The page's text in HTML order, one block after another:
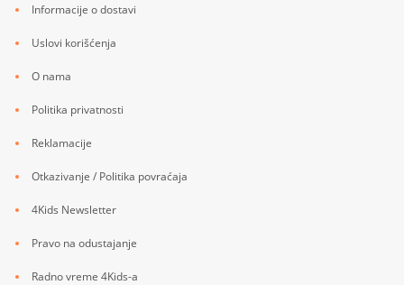
Informacije o dostavi
Uslovi korišćenja
O nama
Politika privatnosti
Reklamacije
Otkazivanje / Politika povraćaja
4Kids Newsletter
Pravo na odustajanje
Radno vreme 4Kids-a